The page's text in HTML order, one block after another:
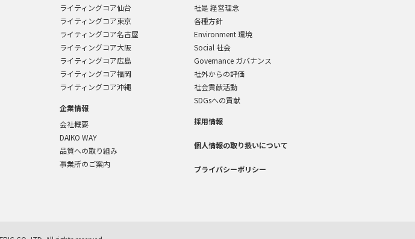
ライティングコア仙台
ライティングコア東京
ライティングコア名古屋
ライティングコア大阪
ライティングコア広島
ライティングコア福岡
ライティングコア沖縄
企業情報
会社概要
DAIKO WAY
品質への取り組み
事業所のご案内
社是 経営理念
各種方針
Environment 環境
Social 社会
Governance ガバナンス
社外からの評価
社会貢献活動
SDGsへの貢献
採用情報
個人情報の取り扱いについて
プライバシーポリシー